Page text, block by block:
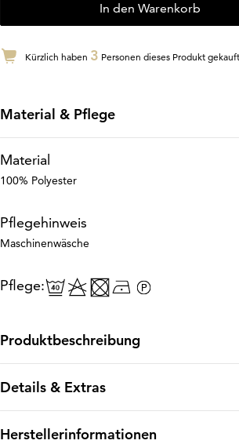
In den Warenkorb
Kürzlich haben 3 Personen dieses Produkt
Material & Pflege
Material
100% Polyester
Pflegehinweis
Maschinenwäsche
Pflege:
Produktbeschreibung
Details & Extras
Herstellerinformationen